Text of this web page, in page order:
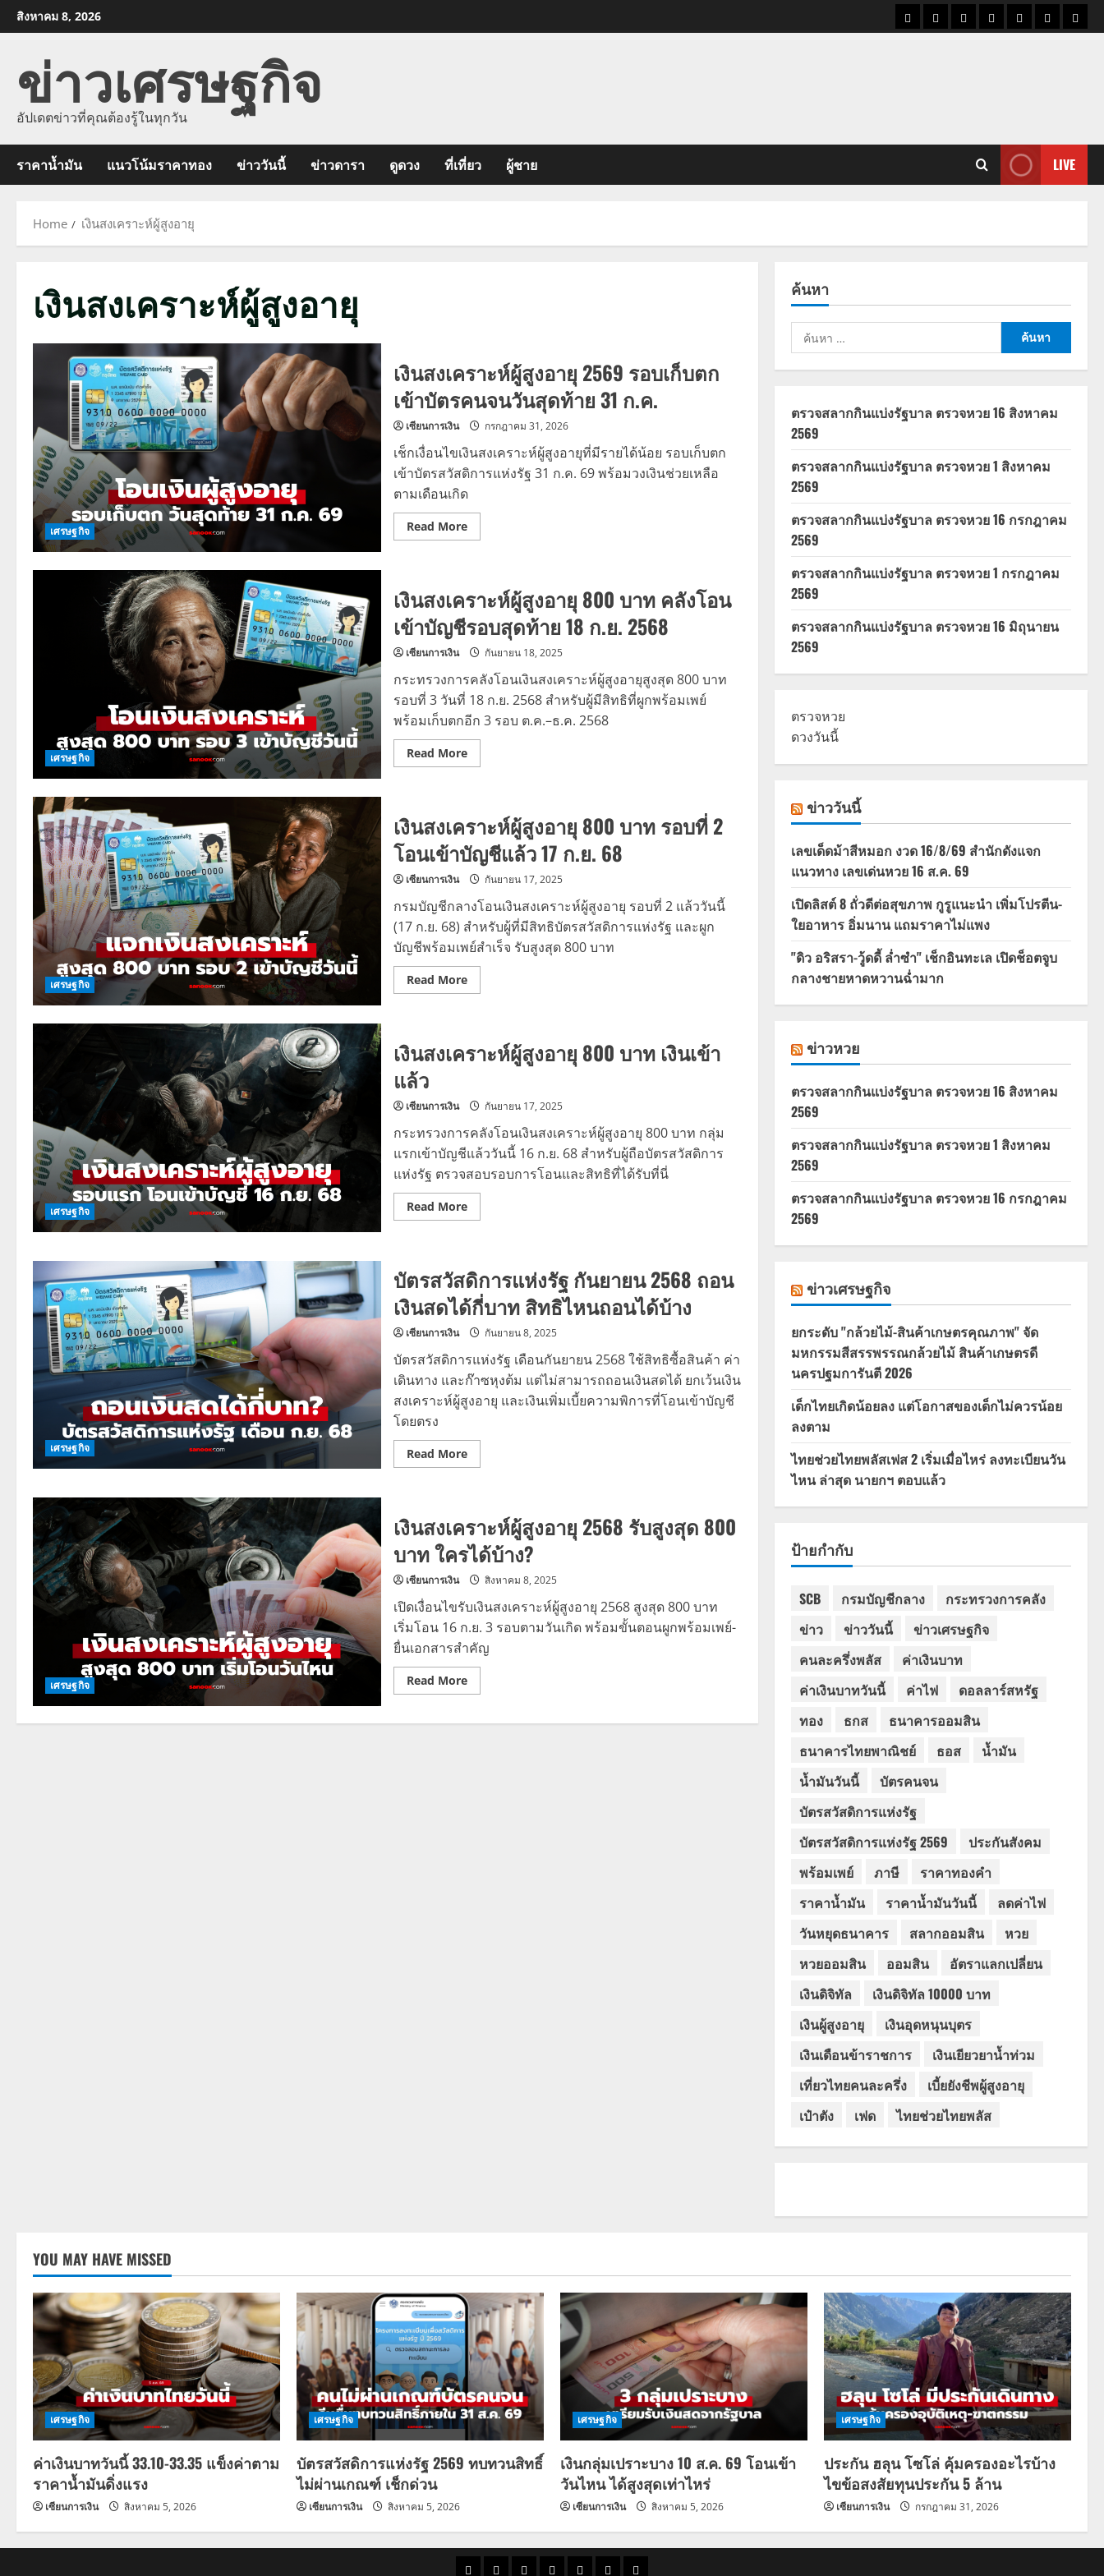
Skip
to
สิงหาคม 8, 2026
ราคาแนว
ข่าว
ข่าว
ดูด
ที่
ผู้ชา
ข่าวเศรษฐกิจ
อัปเดตข่าวที่คุณต้องรู้ในทุกวัน
ราคาน้ำมัน แนวโน้มราคาทอง ข่าววันนี้ ข่าวดารา ดูดวง ที่เที่ยว ผู้ชาย LIVE
Home เงินสงเคราะห์ผู้สูงอายุ
เงินสงเคราะห์ผู้สูงอายุ
เศรษฐกิจ
เงินสงเคราะห์ผู้สูงอายุ 2569 รอบเก็บตก
เข้าบัตรคนจนวันสุดท้าย 31 ก.ค.
เซียนการเงิน กรกฎาคม 31, 2026
เช็กเงื่อนไขเงินสงเคราะห์ผู้สูงอายุที่มีรายได้น้อย รอบเก็บตก
เข้าบัตรสวัสดิการแห่งรัฐ 31 ก.ค. 69 พร้อมวงเงินช่วยเหลือ
ตามเดือนเกิด
Read MoreRead
more
สูง
อายุ
รอบ
เก็บตก
เข้า
คนจน
วัน
สุดท้าย
31
ก.ค.
เศรษฐกิจ
เงินสงเคราะห์ผู้สูงอายุ 800 บาท คลังโอน
เข้าบัญชีรอบสุดท้าย 18 ก.ย. 2568
เซียนการเงิน กันยายน 18, 2025
กระทรวงการคลังโอนเงินสงเคราะห์ผู้สูงอายุสูงสุด 800 บาท
รอบที่ 3 วันที่ 18 ก.ย. 2568 สำหรับผู้มีสิทธิที่ผูกพร้อมเพย์
พร้อมเก็บตกอีก 3 รอบ ต.ค.–ธ.ค. 2568
Read MoreRead
more
สูง
อายุ
800
บาท
คลัง
โอน
บัญชี
รอบ
สุดท้าย
18
ก.ย.
เศรษฐกิจ
เงินสงเคราะห์ผู้สูงอายุ 800 บาท รอบที่ 2
โอนเข้าบัญชีแล้ว 17 ก.ย. 68
เซียนการเงิน กันยายน 17, 2025
กรมบัญชีกลางโอนเงินสงเคราะห์ผู้สูงอายุ รอบที่ 2 แล้ววันนี้
(17 ก.ย. 68) สำหรับผู้ที่มีสิทธิบัตรสวัสดิการแห่งรัฐ และผูก
บัญชีพร้อมเพย์สำเร็จ รับสูงสุด 800 บาท
Read MoreRead
more
สูง
อายุ
ที่
โอน
เข้า
บัญชี
แล้ว
17
68
เศรษฐกิจ
เงินสงเคราะห์ผู้สูงอายุ 800 บาท เงินเข้า
แล้ว
เซียนการเงิน กันยายน 17, 2025
กระทรวงการคลังโอนเงินสงเคราะห์ผู้สูงอายุ 800 บาท กลุ่ม
แรกเข้าบัญชีแล้ววันนี้ 16 ก.ย. 68 สำหรับผู้ถือบัตรสวัสดิการ
แห่งรัฐ ตรวจสอบรอบการโอนและสิทธิที่ได้รับที่นี่
Read MoreRead
more
สูง
อายุ
800
บาท
เงิน
เข้า
เศรษฐกิจ
บัตรสวัสดิการแห่งรัฐ กันยายน 2568 ถอน
เงินสดได้กี่บาท สิทธิไหนถอนได้บ้าง
เซียนการเงิน กันยายน 8, 2025
บัตรสวัสดิการแห่งรัฐ เดือนกันยายน 2568 ใช้สิทธิซื้อสินค้า ค่า
เดินทาง และก๊าซหุงต้ม แต่ไม่สามารถถอนเงินสดได้ ยกเว้นเงิน
สงเคราะห์ผู้สูงอายุ และเงินเพิ่มเบี้ยความพิการที่โอนเข้าบัญชี
โดยตรง
Read MoreRead
more
รัฐ
กันยายน
2568
ถอน
เงินสด
ได้
บาท
สิทธิ
ไหน
ถอน
ได้
บ้าง
เศรษฐกิจ
เงินสงเคราะห์ผู้สูงอายุ 2568 รับสูงสุด 800
บาท ใครได้บ้าง?
เซียนการเงิน สิงหาคม 8, 2025
เปิดเงื่อนไขรับเงินสงเคราะห์ผู้สูงอายุ 2568 สูงสุด 800 บาท
เริ่มโอน 16 ก.ย. 3 รอบตามวันเกิด พร้อมขั้นตอนผูกพร้อมเพย์-
ยื่นเอกสารสำคัญ
Read MoreRead
more
สงเคราะห์
ค้นหา
ค้นหา
สำหรับ:
ตรวจสลากกินแบ่งรัฐบาล ตรวจหวย 16 สิงหาคม
2569
ตรวจสลากกินแบ่งรัฐบาล ตรวจหวย 1 สิงหาคม
2569
ตรวจสลากกินแบ่งรัฐบาล ตรวจหวย 16 กรกฎาคม
2569
ตรวจสลากกินแบ่งรัฐบาล ตรวจหวย 1 กรกฎาคม
2569
ตรวจสลากกินแบ่งรัฐบาล ตรวจหวย 16 มิถุนายน
2569
ตรวจหวย
ดวงวันนี้
ข่าววันนี้
เลขเด็ดม้าสีหมอก งวด 16/8/69 สำนักดังแจก
แนวทาง เลขเด่นหวย 16 ส.ค. 69
เปิดลิสต์ 8 ถั่วดีต่อสุขภาพ กูรูแนะนำ เพิ่มโปรตีน-
ใยอาหาร อิ่มนาน แถมราคาไม่แพง
"ดิว อริสรา-วู้ดดี้ ล่ำซำ" เช็กอินทะเล เปิดช็อตจูบ
กลางชายหาดหวานฉ่ำมาก
ข่าวหวย
ตรวจสลากกินแบ่งรัฐบาล ตรวจหวย 16 สิงหาคม
2569
ตรวจสลากกินแบ่งรัฐบาล ตรวจหวย 1 สิงหาคม
2569
ตรวจสลากกินแบ่งรัฐบาล ตรวจหวย 16 กรกฎาคม
2569
ข่าวเศรษฐกิจ
ยกระดับ "กล้วยไม้-สินค้าเกษตรคุณภาพ" จัด
มหกรรมสีสรรพรรณกล้วยไม้ สินค้าเกษตรดี
นครปฐมการันตี 2026
เด็กไทยเกิดน้อยลง แต่โอกาสของเด็กไม่ควรน้อย
ลงตาม
ไทยช่วยไทยพลัสเฟส 2 เริ่มเมื่อไหร่ ลงทะเบียนวัน
ไหน ล่าสุด นายกฯ ตอบแล้ว
ป้ายกำกับ
SCB กรมบัญชีกลาง
กระทรวงการคลัง
ข่าว
ข่าววันนี้
ข่าวเศรษฐกิจ
คนละครึ่งพลัส
ค่าเงินบาท
ค่าเงินบาทวันนี้
ค่าไฟ
ดอลลาร์สหรัฐ
ทอง
ธกส
ธนาคารออมสิน
ธนาคารไทยพาณิชย์
ธอส
น้ำมัน
น้ำมันวันนี้
บัตรคนจน
บัตรสวัสดิการแห่งรัฐ
บัตรสวัสดิการแห่งรัฐ 2569
ประกันสังคม
พร้อมเพย์
ภาษี
ราคาทองคำ
ราคาน้ำมัน
ราคาน้ำมันวันนี้
ลดค่าไฟ
วันหยุดธนาคาร
สลากออมสิน
หวย
หวยออมสิน
ออมสิน
อัตราแลกเปลี่ยน
เงินดิจิทัล
เงินดิจิทัล 10000 บาท
เงินผู้สูงอายุ
เงินอุดหนุนบุตร
เงินเดือนข้าราชการ
เงินเยียวยาน้ำท่วม
เที่ยวไทยคนละครึ่ง
เบี้ยยังชีพผู้สูงอายุ
เป๋าตัง
เฟด ไทยช่วยไทยพลัส
YOU MAY HAVE MISSED
เศรษฐกิจ
ค่าเงินบาทวันนี้ 33.10-33.35 แข็งค่าตาม
ราคาน้ำมันดิ่งแรง
เซียนการเงิน สิงหาคม 5, 2026
เศรษฐกิจ
บัตรสวัสดิการแห่งรัฐ 2569 ทบทวนสิทธิ์
ไม่ผ่านเกณฑ์ เช็กด่วน
เซียนการเงิน สิงหาคม 5, 2026
เศรษฐกิจ
เงินกลุ่มเปราะบาง 10 ส.ค. 69 โอนเข้า
วันไหน ได้สูงสุดเท่าไหร่
เซียนการเงิน สิงหาคม 5, 2026
เศรษฐกิจ
ประกัน ฮลุน โซโล่ คุ้มครองอะไรบ้าง
ไขข้อสงสัยทุนประกัน 5 ล้าน
เซียนการเงิน กรกฎาคม 31, 2026
ราคาแนว ข่าว ข่าว ดูด ที่ ผู้ชาย